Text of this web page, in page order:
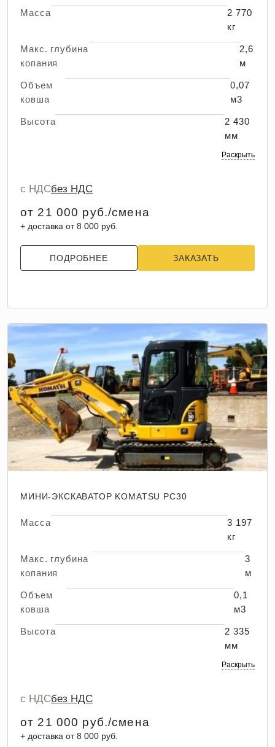
Масса
2 770
кг
Макс. глубина
копания
2,6
м
Объем
ковша
0,07
м3
Высота
2 430
мм
Раскрыть
с НДСбез НДС
от 21 000 руб./смена
+ доставка от 8 000 руб.
ПОДРОБНЕЕ ЗАКАЗАТЬ
МИНИ-ЭКСКАВАТОР KOMATSU PC30
Масса
3 197
кг
Макс. глубина
копания
3
м
Объем
ковша
0,1
м3
Высота
2 335
мм
Раскрыть
с НДСбез НДС
от 21 000 руб./смена
+ доставка от 8 000 руб.